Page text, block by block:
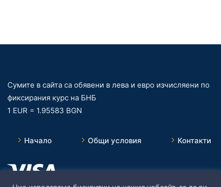
Сумите в сайта са обявени в лева и евро изчисляени по
фиксирания курс на БНБ
1 EUR = 1.95583 BGN
Начало Общи условия Контакти